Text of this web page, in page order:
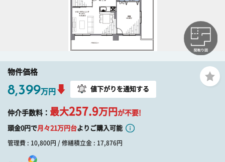
物件価格
8,399万円 値下がりを通知する
仲介手数料： 最大257.9万円 が不要!
頭金0円で月々21 万円台よりご購入可能
管理費 : 10,800円 / 修繕積立金 : 17,876円